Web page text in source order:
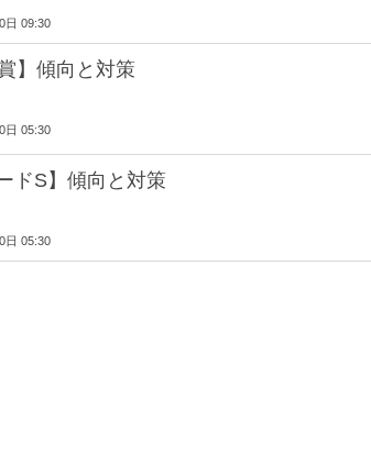
日 09:30
】傾向と対策
日 05:30
ドS】傾向と対策
日 05:30